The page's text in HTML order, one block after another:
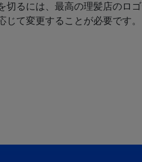
切るには、最高の理髪店のロ
て変更することが必要です。